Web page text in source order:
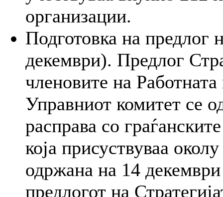
организации.
Подготовка на предлог
декември). Предлог
членовите на
Управниот комитет се
расправа со
која присуствуваа
одржана на 14
предлогот на